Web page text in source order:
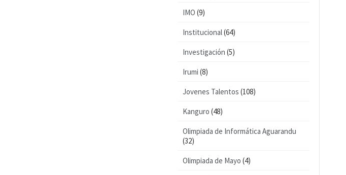
IMO (9)
Institucional(64)
Investigación (5)
Irumi (8)
Jovenes Talentos (108)
Kanguro (48)
Olimpiada de Informática Aguarandu
(32)
Olimpiada de Mayo (4)